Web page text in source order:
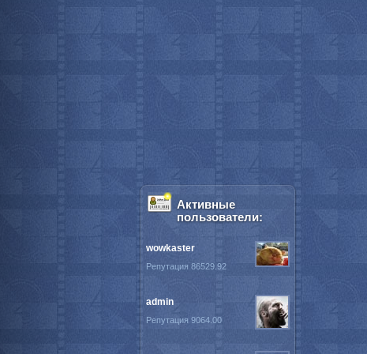
Активные
пользователи:
wowkaster
Репутация 86529.92
admin
Репутация 9064.00